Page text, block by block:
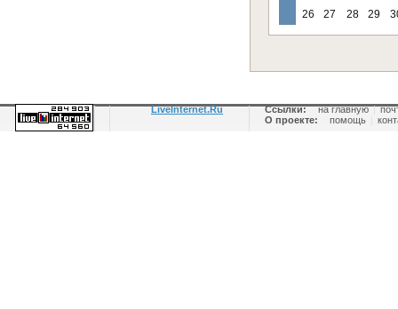
26
27 28 29
LiveInternet.Ru Ссылки: на главную |
О проекте:
помощь